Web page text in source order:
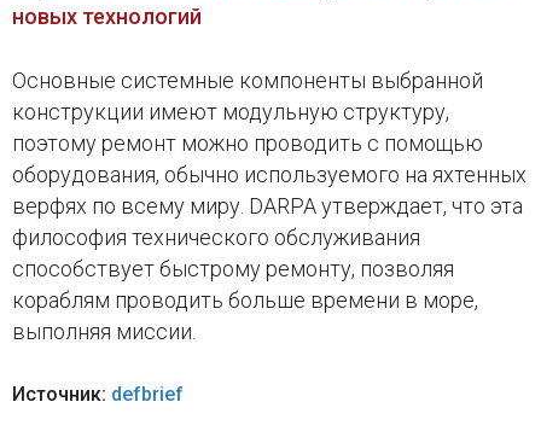
новых технологий
Основные системные компоненты выбранной
конструкции имеют модульную структуру,
поэтому ремонт можно проводить с помощью
оборудования, обычно используемого на яхтенных
верфях по всему миру. DARPA утверждает, что эта
философия технического обслуживания
способствует быстрому ремонту, позволяя
кораблям проводить больше времени в море,
выполняя миссии.
Источник: defbrief